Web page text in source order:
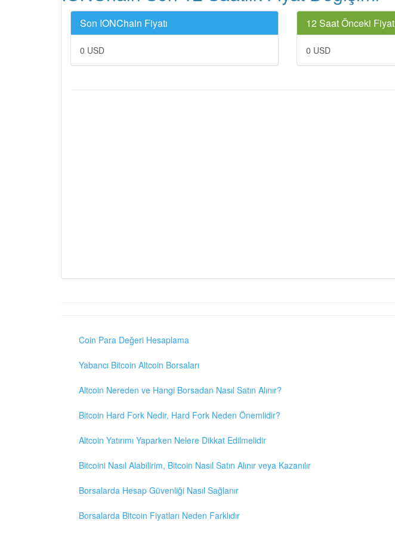
Son IONChain Fiyatı
0 USD
12 Saat Önceki Fiyat
0 USD
Coin Para Değeri Hesaplama
Yabancı Bitcoin Altcoin Borsaları
Altcoin Nereden ve Hangi Borsadan Nasıl Satın Alınır?
Bitcoin Hard Fork Nedir, Hard Fork Neden Önemlidir?
Altcoin Yatırımı Yaparken Nelere Dikkat Edilmelidir
Bitcoini Nasıl Alabilirim, Bitcoin Nasıl Satın Alınır veya Kazanılır
Borsalarda Hesap Güvenliği Nasıl Sağlanır
Borsalarda Bitcoin Fiyatları Neden Farklıdır